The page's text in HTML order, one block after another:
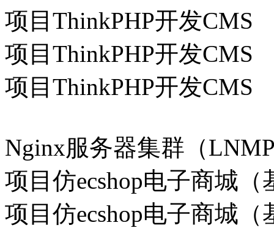
项目ThinkPHP开发CMS
项目ThinkPHP开发CMS
项目ThinkPHP开发CMS
Nginx服务器集群（
项目仿ecshop电子商城
项目仿ecshop电子商城